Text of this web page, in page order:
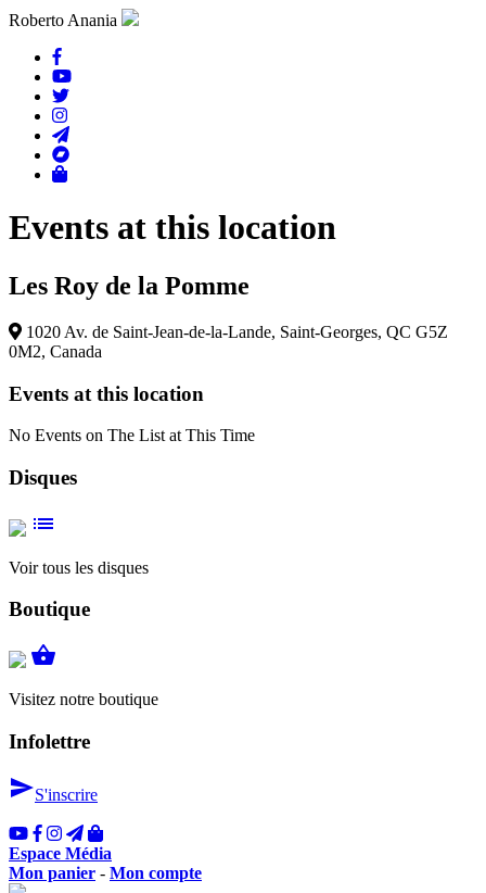
Roberto Anania
Events at this location
Les Roy de la Pomme
1020 Av. de Saint-Jean-de-la-Lande, Saint-Georges, QC G5Z
0M2, Canada
Events at this location
No Events on The List at This Time
Disques
list
Voir tous les disques
Boutique
shopping_basket
Visitez notre boutique
Infolettre
sendS'inscrire
Espace Média
Mon panier - Mon compte